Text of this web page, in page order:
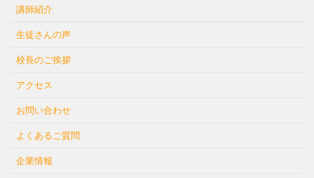
講師紹介
生徒さんの声
校長のご挨拶
アクセス
お問い合わせ
よくあるご質問
企業情報